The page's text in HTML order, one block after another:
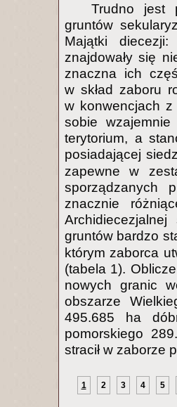
Trudno jest
gruntów
Majątki diecezji:
znajdowały się
znaczna ich
w skład zaboru
w konwencjach
sobie
terytorium, a
posiadającej
zapewne w
sporządzanych
znacznie
gruntów bardzo
którym zaborca
(tabela 1).
nowych granic
obszarze
495.685 ha
pomorskiego
stracił w zaborze
1 2 3 4 5